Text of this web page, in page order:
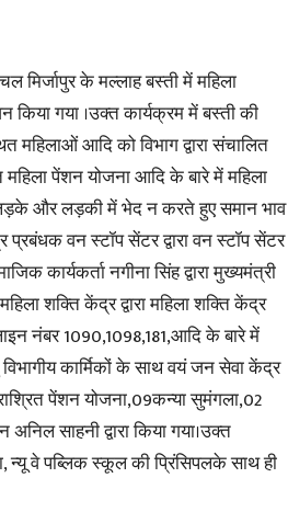
News,
Latest
News
मिर्जापुर के मल्लाह बस्ती में महिला
गया ।उक्त कार्यक्रम में बस्ती की
महिलाओं आदि को विभाग द्वारा संचालित
पेंशन योजना आदि के बारे में महिला
लड़के और लड़की में भेद न करते हुए समान भाव
वन स्टॉप सेंटर द्वारा वन स्टॉप सेंटर
कार्यकर्ता नगीना सिंह द्वारा मुख्यमंत्री
शक्ति केंद्र द्वारा महिला शक्ति केंद्र
नंबर 1090,1098,181,आदि के बारे में
कार्मिकों के साथ वयं जन सेवा केंद्र
पेंशन योजना,09कन्या सुमंगला,02
साहनी द्वारा किया गया।उक्त
वे पब्लिक स्कूल की प्रिंसिपलके साथ ही